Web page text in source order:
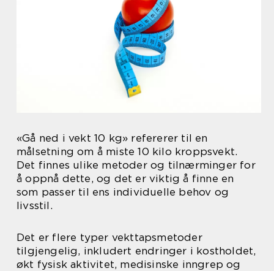
«Gå ned i vekt 10 kg» refererer til en
målsetning om å miste 10 kilo kroppsvekt.
Det finnes ulike metoder og tilnærminger for
å oppnå dette, og det er viktig å finne en
som passer til ens individuelle behov og
livsstil.
Det er flere typer vekttapsmetoder
tilgjengelig, inkludert endringer i kostholdet,
økt fysisk aktivitet, medisinske inngrep og